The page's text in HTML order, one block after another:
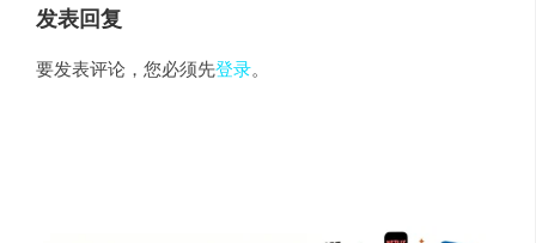
发表回复
要发表评论，您必须先登录。